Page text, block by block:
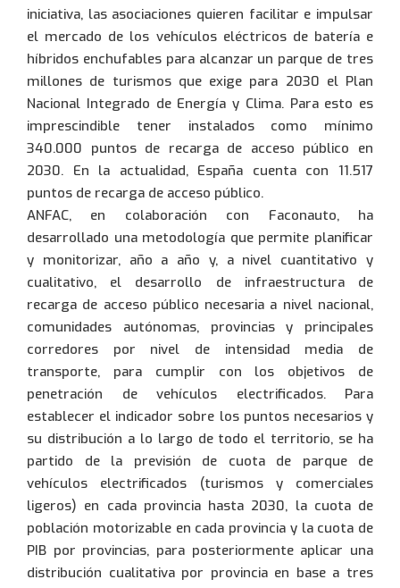
iniciativa, las asociaciones quieren facilitar e impulsar
el mercado de los vehículos eléctricos de batería e
híbridos enchufables para alcanzar un parque de tres
millones de turismos que exige para 2030 el Plan
Nacional Integrado de Energía y Clima. Para esto es
imprescindible tener instalados como mínimo
340.000 puntos de recarga de acceso público en
2030. En la actualidad, España cuenta con 11.517
puntos de recarga de acceso público.
ANFAC, en colaboración con Faconauto, ha
desarrollado una metodología que permite planificar
y monitorizar, año a año y, a nivel cuantitativo y
cualitativo, el desarrollo de infraestructura de
recarga de acceso público necesaria a nivel nacional,
comunidades autónomas, provincias y principales
corredores por nivel de intensidad media de
transporte, para cumplir con los objetivos de
penetración de vehículos electrificados. Para
establecer el indicador sobre los puntos necesarios y
su distribución a lo largo de todo el territorio, se ha
partido de la previsión de cuota de parque de
vehículos electrificados (turismos y comerciales
ligeros) en cada provincia hasta 2030, la cuota de
población motorizable en cada provincia y la cuota de
PIB por provincias, para posteriormente aplicar una
distribución cualitativa por provincia en base a tres